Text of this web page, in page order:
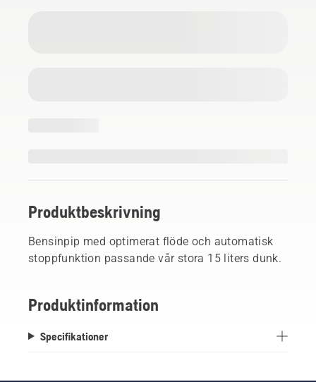
Produktbeskrivning
Bensinpip med optimerat flöde och automatisk
stoppfunktion passande vår stora 15 liters dunk.
Produktinformation
Specifikationer